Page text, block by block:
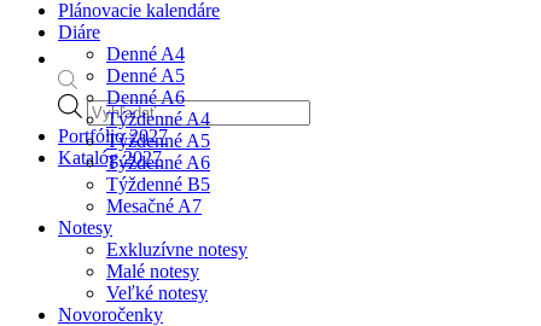
Products
search
Portfólio 2027
Katalóg 2027
Plánovacie kalendáre
Diáre
Denné A4
Denné A5
Denné A6
Týždenné A4
Týždenné A5
Týždenné A6
Týždenné B5
Mesačné A7
Notesy
Exkluzívne notesy
Malé notesy
Veľké notesy
Novoročenky